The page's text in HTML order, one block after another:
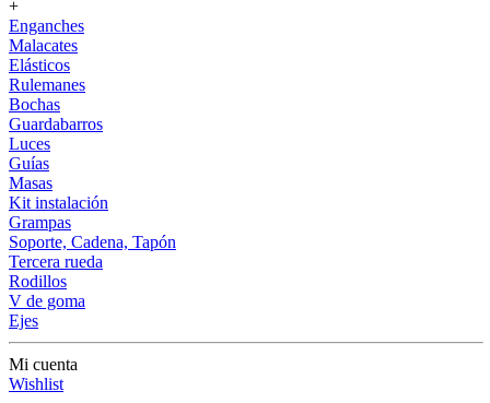
+
Enganches
Malacates
Elásticos
Rulemanes
Bochas
Guardabarros
Luces
Guías
Masas
Kit instalación
Grampas
Soporte, Cadena, Tapón
Tercera rueda
Rodillos
V de goma
Ejes
Mi cuenta
Wishlist